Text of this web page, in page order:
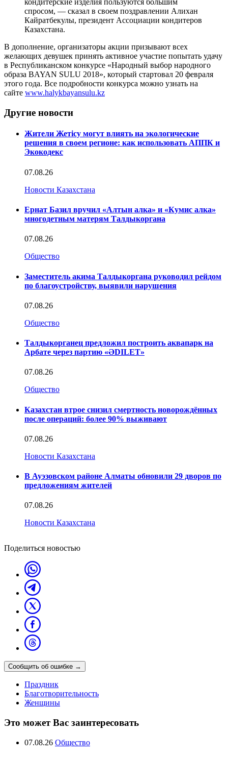
кондитерские изделия пользуются большим
спросом, — сказал в своем поздравлении Алихан
Кайратбекулы, президент Ассоциации кондитеров
Казаxстана.
В дополнение, организаторы акции призывают всех
желающих девушек принять активное участие попытать удачу
в Республиканском конкурсе «Народный выбор народного
образа BAYAN SULU 2018», который стартовал 20 февраля
этого года. Все подробности конкурса можно узнать на
сайте www.halykbayansulu.kz
Другие новости
Жители Жетісу могут влиять на экологические
решения в своем регионе: как использовать АППК и
Экокодекс
07.08.26
Новости Казахстана
Ернат Базил вручил «Алтын алка» и «Кумис алка»
многодетным матерям Талдыкоргана
07.08.26
Общество
Заместитель акима Талдыкоргана руководил рейдом
по благоустройству, выявили нарушения
07.08.26
Общество
Талдыкорганец предложил построить аквапарк на
Арбате через партию «ӘDILET»
07.08.26
Общество
Казахстан втрое снизил смертность новорождённых
после операций: более 90% выживают
07.08.26
Новости Казахстана
В Ауэзовском районе Алматы обновили 29 дворов по
предложениям жителей
07.08.26
Новости Казахстана
Поделиться новостью
Сообщить об ошибке →
Праздник
Благотворительность
Женщины
Это может Вас заинтересовать
07.08.26 Общество